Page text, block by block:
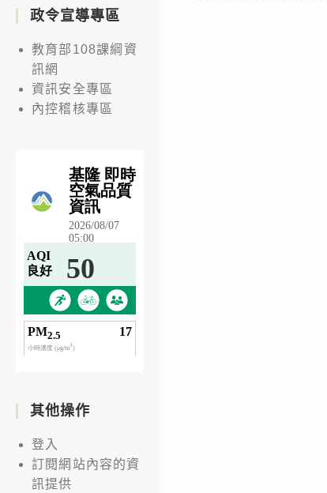
政令宣導專區
教育部108課綱資
訊網
資訊安全專區
內控稽核專區
其他操作
登入
訂閱網站內容的資
訊提供